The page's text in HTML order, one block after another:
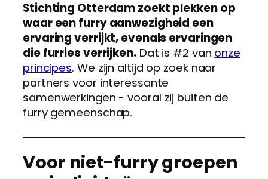
Stichting Otterdam zoekt plekken op
waar een furry aanwezigheid een
ervaring verrijkt, evenals ervaringen
die furries verrijken.Dat is #2 van onze
principes. We zijn altijd op zoek naar
partners voor interessante
samenwerkingen - vooral zij buiten de
furry gemeenschap.
Voor niet-furry groepen